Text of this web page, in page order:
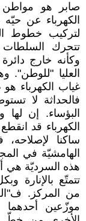
صابر هو
الكهرباء عن
لتركيب خطوط
تتحرك السلطات
وكأنه خارج
العليا
غياب الكهرباء هو
فالحداثة لا
البؤساء. إن
الكهرباء قد
ساكنا لإصلاحه،
الهامشيّة في
هذه السرديّة هي
تتمتّع بالإنارة
من المركز.
موزّعين أحدهما